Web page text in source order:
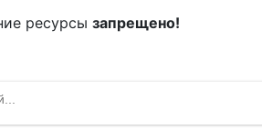
ресурсы запрещено!